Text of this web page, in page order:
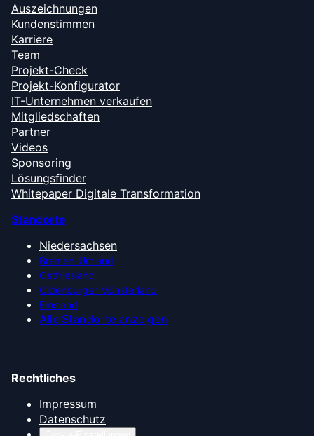
Auszeichnungen
Kundenstimmen
Karriere
Team
Projekt-Check
Projekt-Konfigurator
IT-Unternehmen verkaufen
Mitgliedschaften
Partner
Videos
Sponsoring
Lösungsfinder
Whitepaper Digitale Transformation
Standorte
Niedersachsen
Bremen-Umland
Ostfriesland
Oldenburger Münsterland
Emsland
Alle Standorte anzeigen
Rechtliches
Impressum
Datenschutz